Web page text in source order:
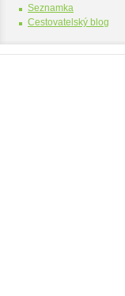
Seznamka
Cestovatelský blog